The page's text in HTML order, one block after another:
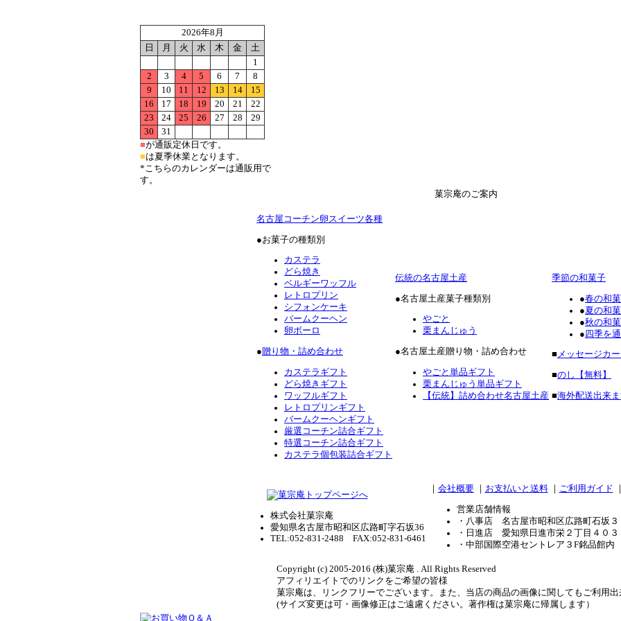
2026年8月
日
月 火 水 木 金
土
1
2
3 4 5 6 7
8
9
10 11 12 13 14
15
16
17 18 19 20 21
22
23
24 25 26 27 28
29
30
31
■が通販定休日です。
■は夏季休業となります。
*こちらのカレンダーは通販用で
す。
菓宗庵のご案内
名古屋コーチン卵スイーツ各種
●お菓子の種類別
カステラ
どら焼き
ベルギーワッフル
レトロプリン
シフォンケーキ
バームクーヘン
卵ボーロ
●贈り物・詰め合わせ
カステラギフト
どら焼きギフト
ワッフルギフト
レトロプリンギフト
バームクーヘンギフト
厳選コーチン詰合ギフト
特選コーチン詰合ギフト
カステラ個包装詰合ギフト
伝統の名古屋土産
●名古屋土産菓子種類別
やごと
栗まんじゅう
●名古屋土産贈り物・詰め合わせ
やごと単品ギフト
栗まんじゅう単品ギフト
【伝統】詰め合わせ名古屋土産
季節の和菓子
●春の和
●夏の和
●秋の和
●四季を
■ メッセージカ
■のし【無料】
■海外配送出来
株式会社菓宗庵
愛知県名古屋市昭和区広路町字石坂36
TEL:052-831-2488 FAX:052-831-6461
｜ 会社概要｜ お支払いと送料｜ ご利用ガイド
営業店舗情報
・八事店 名古屋市昭和区広路町石坂３
・日進店 愛知県日進市栄２丁目４０３
・中部国際空港セントレア３F銘品館内
Copyright (c) 2005-2016 (株)菓宗庵 . All Rights Reserved
アフィリエイトでのリンクをご希望の皆様
菓宗庵は、リンクフリーでございます。また、当店の商品の画像に関してもご利用
(サイズ変更は可・画像修正はご遠慮ください。著作権は菓宗庵に帰属します）